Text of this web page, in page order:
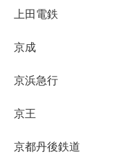
上田電鉄
京成
京浜急行
京王
京都丹後鉄道